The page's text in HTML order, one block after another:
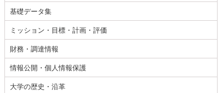
基礎データ集
ミッション・目標・計画・評価
財務・調達情報
情報公開・個人情報保護
大学の歴史・沿革